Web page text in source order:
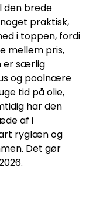
den brede
praktisk,
i toppen, fordi
mellem pris,
er særlig
og poolnære
tid på olie,
har den
af i
ryglæn og
Det gør